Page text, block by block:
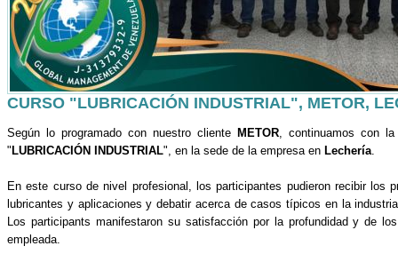
CURSO "LUBRICACIÓN INDUSTRIAL", METOR,
Según lo programado con nuestro cliente METOR , continuamos con
"LUBRICACIÓN INDUSTRIAL", en la sede de la empresa en Lechería
En este curso de nivel profesional, los participantes pudieron recibir los
lubricantes y aplicaciones y debatir acerca de casos típicos en la
Los participants manifestaron su satisfacción por la profundidad y de
empleada.